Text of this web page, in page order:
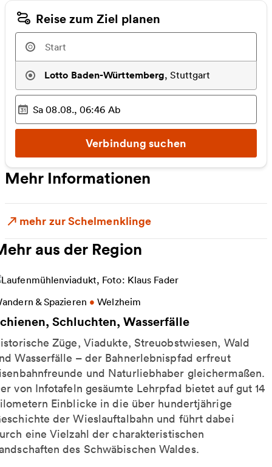
Reise zum Ziel planen
Lotto Baden-Württemberg,Stuttgart
Ausgewählter Zeitpunkt
Sa 08.08., 06:46 Ab
Verbindung suchen
Mehr Informationen
mehr zur Schelmenklinge
aus der Region
& Spazieren • Welzheim
Schluchten, Wasserfälle
Züge, Viadukte, Streuobstwiesen, Wald
Wasserfälle – der Bahnerlebnispfad erfreut
und Naturliebhaber gleichermaßen.
von Infotafeln gesäumte Lehrpfad bietet auf gut 14
Einblicke in die über hundertjährige
der Wieslauftalbahn und führt dabei
eine Vielzahl der charakteristischen
des Schwäbischen Waldes.
Informationen zu Schienen, Schluchten,